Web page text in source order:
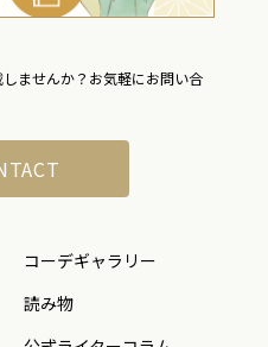
ませんか？お気軽にお問い合
コーデギャラリー
読み物